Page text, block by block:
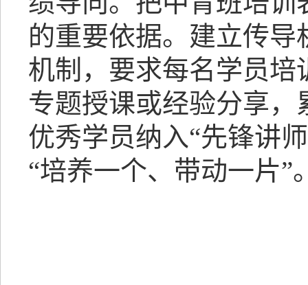
的重要依据。建立传导
机制，要求每名学员
专题授课或经验分享
优秀学员纳入“先锋讲
“培养一个、带动一片”